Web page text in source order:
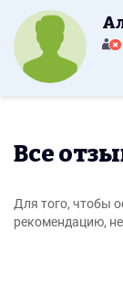
Все
Для того, чтобы
рекомендацию,